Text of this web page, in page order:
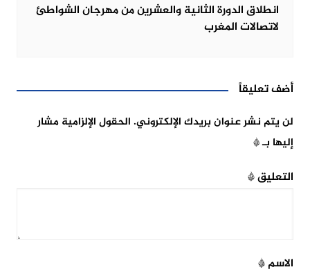
انطلاق الدورة الثانية والعشرين من مهرجان الشواطئ
لاتصالات المغرب
أضف تعليقاً
لن يتم نشر عنوان بريدك الإلكتروني. الحقول الإلزامية مشار
إليها بـ*
التعليق*
الاسم*